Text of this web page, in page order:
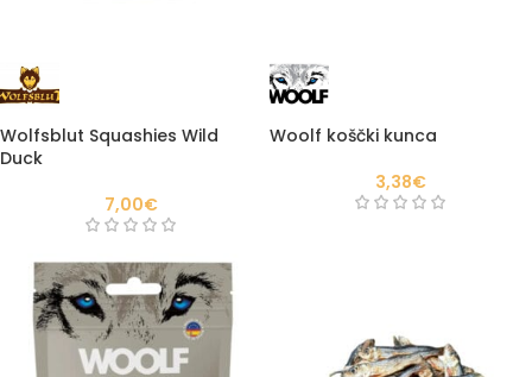
Wolfsblut Squashies Wild
Duck
7,00€
Woolf koščki kunca
3,38€